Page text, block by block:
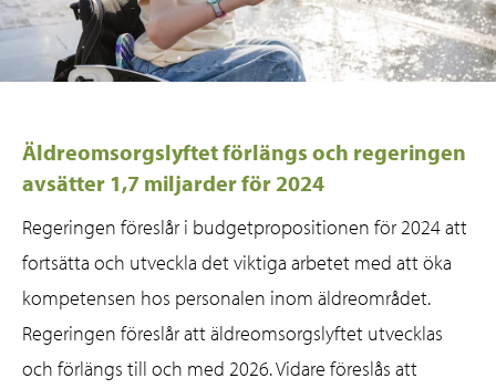
Äldreomsorgslyftet förlängs och regeringen
avsätter 1,7 miljarder för 2024
Regeringen föreslår i budgetpropositionen för 2024 att
fortsätta och utveckla det viktiga arbetet med att öka
kompetensen hos personalen inom äldreområdet.
Regeringen föreslår att äldreomsorgslyftet utvecklas
och förlängs till och med 2026. Vidare föreslås att